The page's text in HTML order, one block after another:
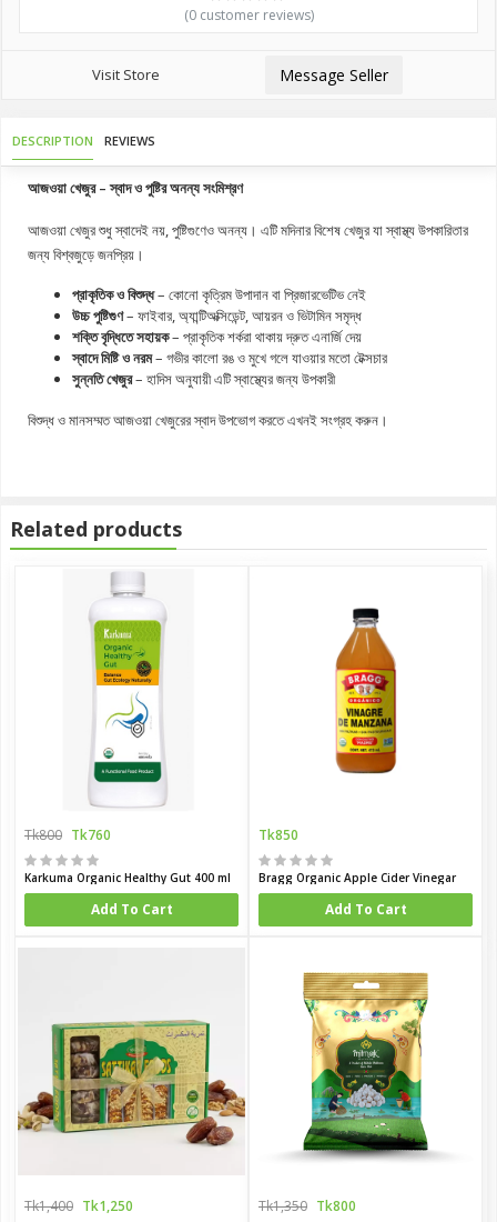
(0 customer reviews)
Visit Store Message Seller
DESCRIPTION REVIEWS
আজওয়া খেজুর – স্বাদ ও পুষ্টির অনন্য সংমিশ্রণ
আজওয়া খেজুর শুধু স্বাদেই নয়, পুষ্টিগুণেও অনন্য। এটি মদিনার বিশেষ খেজুর যা স্বাস্থ্য উপকারিতার
জন্য বিশ্বজুড়ে জনপ্রিয়।
প্রাকৃতিক ও বিশুদ্ধ– কোনো কৃত্রিম উপাদান বা প্রিজারভেটিভ নেই
উচ্চ পুষ্টিগুণ– ফাইবার, অ্যান্টিঅক্সিডেন্ট, আয়রন ও ভিটামিন সমৃদ্ধ
শক্তি বৃদ্ধিতে সহায়ক– প্রাকৃতিক শর্করা থাকায় দ্রুত এনার্জি দেয়
স্বাদে মিষ্টি ও নরম– গভীর কালো রঙ ও মুখে গলে যাওয়ার মতো টেক্সচার
সুন্নতি খেজুর– হাদিস অনুযায়ী এটি স্বাস্থ্যের জন্য উপকারী
বিশুদ্ধ ও মানসম্মত আজওয়া খেজুরের স্বাদ উপভোগ করতে এখনই সংগ্রহ করুন।
Related products
Tk800 Tk760
Karkuma Organic Healthy Gut 400 ml
Add To Cart
Tk850
Bragg Organic Apple Cider Vinegar
Add To Cart
Tk1,400 Tk1,250 Tk1,350 Tk800